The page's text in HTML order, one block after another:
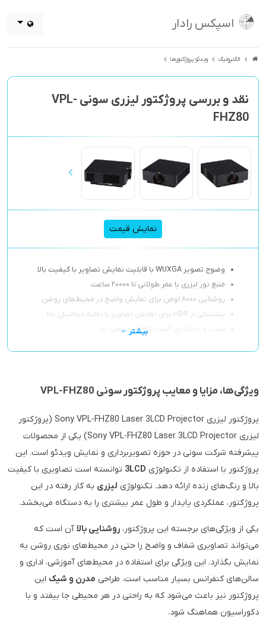
اسپکس رادار
الکترونیک ویدئو پروژکتورها
نقد و بررسی پروژکتور لیزری سونی VPL-
FHZ80
نمایش قیمت
وضوح تصویر WUXGA با قابلیت نمایش تصاویر با کیفیت بالا
منبع نور لیزری با عمر طولانی تا ۲۰۰۰۰ ساعت
روشنایی ۸۰۰۰ لومن برای نمایش واضح در محیط‌های روشن
پشتیبانی از HDR برای نمایش تصاویر با دامنه دینامیکی بالا
نصب و راه‌اندازی آسان با قابلیت تغییر لنز
بیشتر
ویژگی‌ها، مزایا و معایب پروژکتور سونی VPL-FHZ80
پروژکتور لیزری Sony VPL-FHZ80 Laser 3LCD Projector (پروژکتور
لیزری Sony VPL-FHZ80 Laser 3LCD Projector) یکی از محصولات
پیشرفته شرکت سونی در حوزه تصویربرداری و نمایش ویدئو است. این
پروژکتور با استفاده از تکنولوژی 3LCD توانسته است تصاویری با کیفیت
بالا و رنگ‌های زنده ارائه دهد. تکنولوژی لیزری به کار رفته در این
پروژکتور، عملکردی پایدار و طول عمر بیشتری را به دستگاه می‌بخشد.
یکی از ویژگی‌های برجسته این پروژکتور، روشنایی بالا آن است که
می‌تواند تصاویری شفاف و واضح را حتی در محیط‌های نوری روشن به
نمایش بگذارد. این ویژگی برای استفاده در محیط‌های آموزشی، اداری و
سالن‌های کنفرانس بسیار مناسب است. طراحی مدرن و شیک این
پروژکتور نیز باعث می‌شود که به راحتی در هر محیطی جا بیفتد و با
دکوراسیون هماهنگ شود.